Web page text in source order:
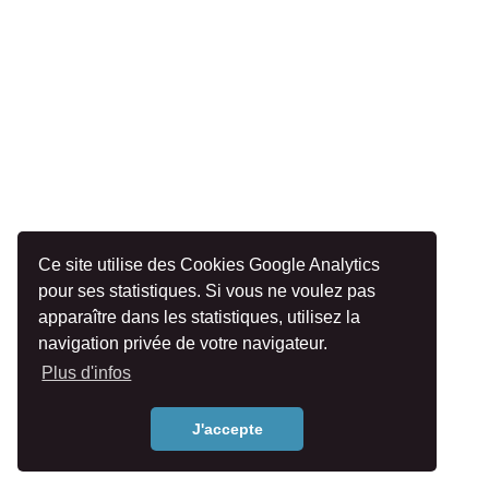
Ce site utilise des Cookies Google Analytics
pour ses statistiques. Si vous ne voulez pas
apparaître dans les statistiques, utilisez la
navigation privée de votre navigateur.
Plus d'infos
J'accepte